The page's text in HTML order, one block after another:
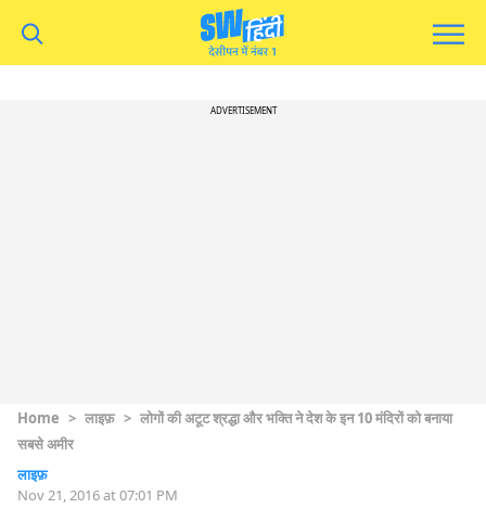
ADVERTISEMENT
Home > लाइफ़ > लोगों की अटूट श्रद्धा और भक्ति ने देश के इन 10 मंदिरों को बनाया
सबसे अमीर
लाइफ़
Nov 21, 2016 at 07:01 PM